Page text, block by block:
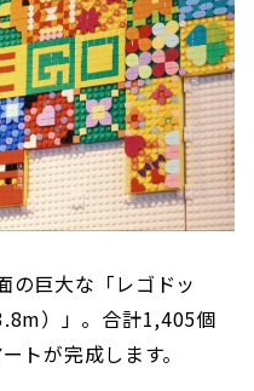
の巨大な「レゴドッ
）」。合計1,405個
トが完成します。